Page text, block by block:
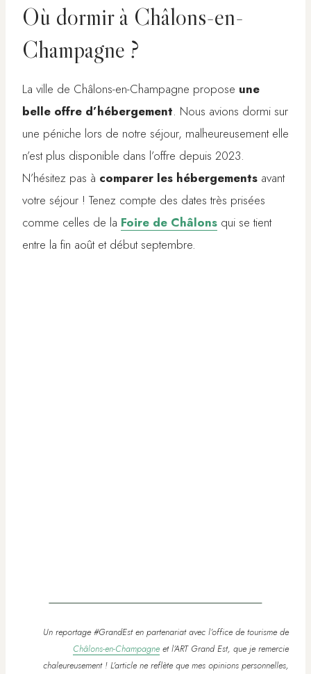
Où dormir à Châlons-en-
Champagne ?
La ville de Châlons-en-Champagne propose une
belle offre d’hébergement. Nous avions dormi sur
une péniche lors de notre séjour, malheureusement elle
n’est plus disponible dans l’offre depuis 2023.
N’hésitez pas à comparer les hébergements avant
votre séjour ! Tenez compte des dates très prisées
comme celles de la Foire de Châlons qui se tient
entre la fin août et début septembre.
Un reportage #GrandEst en partenariat avec l’office de tourisme de
Châlons-en-Champagne et l’ART Grand Est, que je remercie
chaleureusement ! L’article ne reflète que mes opinions personnelles,